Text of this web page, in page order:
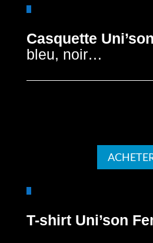
Casquette Uni’son
bleu, noir…
T-shirt Uni’son